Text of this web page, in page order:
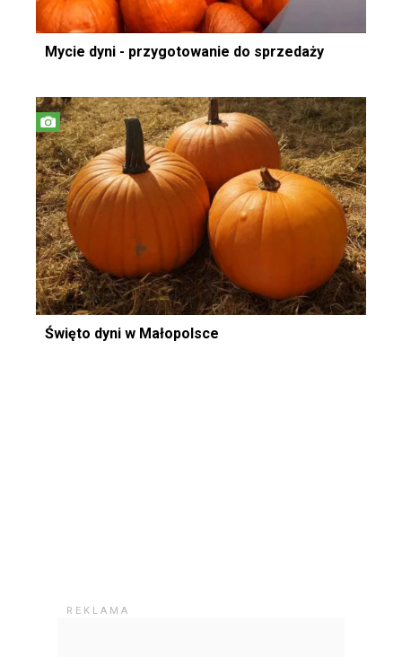
Mycie dyni - przygotowanie do sprzedaży
Święto dyni w Małopolsce